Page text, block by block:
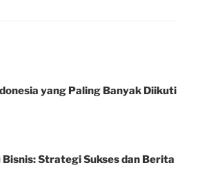
yang Paling Banyak Diikuti
Strategi Sukses dan Berita